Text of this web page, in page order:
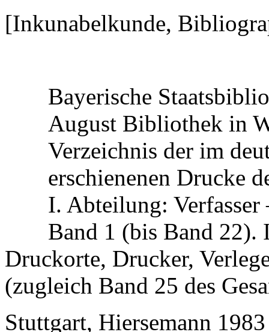
[Inkunabelkunde,
Bayerische
August Bibliothek in
Verzeichnis der im
erschienenen Drucke
I. Abteilung:
Band 1 (bis Band
Druckorte, Drucker,
(zugleich Band 25 des
Stuttgart, Hiersemann